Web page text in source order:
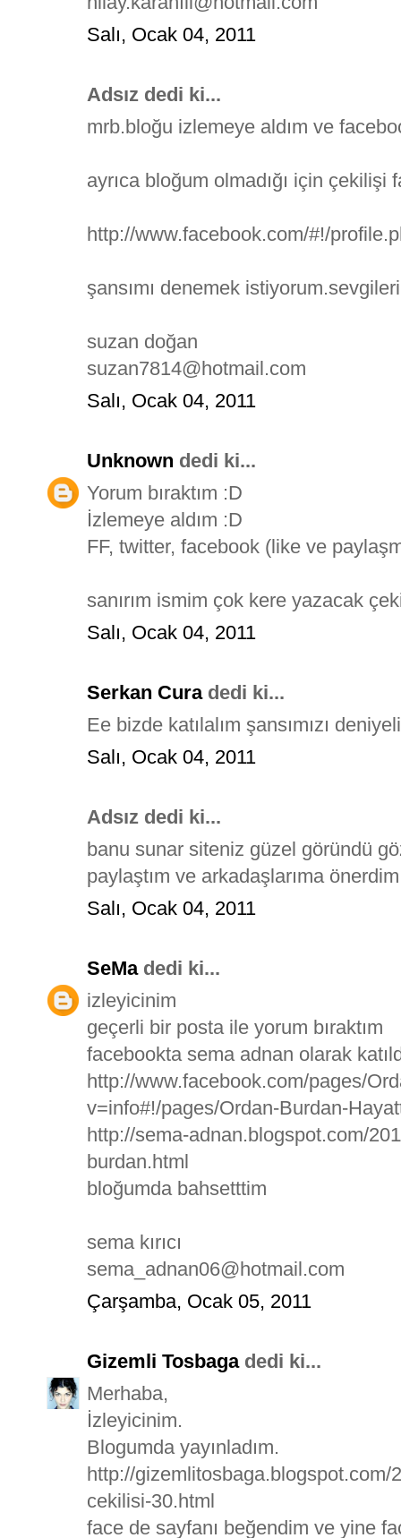
Salı, Ocak 04, 2011
Adsız dedi ki...
mrb.bloğu izlemeye aldım ve
ayrıca bloğum olmadığı için çekilişi
http://www.facebook.com/#!/
şansımı denemek
suzan doğan
suzan7814@hotmail.com
Salı, Ocak 04, 2011
Unknown dedi ki...
Yorum bıraktım :D
İzlemeye aldım :D
FF, twitter, facebook (like ve
sanırım ismim çok kere yazacak
Salı, Ocak 04, 2011
Serkan Curadedi ki...
Ee bizde katılalım şansımızı
Salı, Ocak 04, 2011
Adsız dedi ki...
banu sunar siteniz güzel göründü
paylaştım ve arkadaşlarıma
Salı, Ocak 04, 2011
SeMadedi ki...
izleyicinim
geçerli bir posta ile yorum bıraktım
facebookta sema adnan olarak
http://www.facebook.com/pages/
v=info#!/pages/Ordan-Burdan-
http://sema-adnan.blogspot.com/
burdan.html
bloğumda bahsetttim
sema kırıcı
sema_adnan06@hotmail.com
Çarşamba, Ocak 05, 2011
Gizemli Tosbagadedi ki...
Merhaba,
İzleyicinim.
Blogumda yayınladım.
http://
cekilisi-30.html
face de sayfanı beğendim ve yine